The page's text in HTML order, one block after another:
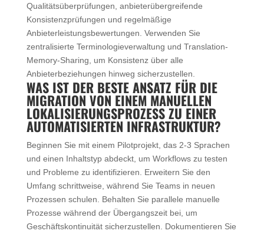
Qualitätsüberprüfungen, anbieterübergreifende
Konsistenzprüfungen und regelmäßige
Anbieterleistungsbewertungen. Verwenden Sie
zentralisierte Terminologieverwaltung und Translation-
Memory-Sharing, um Konsistenz über alle
Anbieterbeziehungen hinweg sicherzustellen.
WAS IST DER BESTE ANSATZ FÜR DIE
MIGRATION VON EINEM MANUELLEN
LOKALISIERUNGSPROZESS ZU EINER
AUTOMATISIERTEN INFRASTRUKTUR?
Beginnen Sie mit einem Pilotprojekt, das 2-3 Sprachen
und einen Inhaltstyp abdeckt, um Workflows zu testen
und Probleme zu identifizieren. Erweitern Sie den
Umfang schrittweise, während Sie Teams in neuen
Prozessen schulen. Behalten Sie parallele manuelle
Prozesse während der Übergangszeit bei, um
Geschäftskontinuität sicherzustellen. Dokumentieren Sie